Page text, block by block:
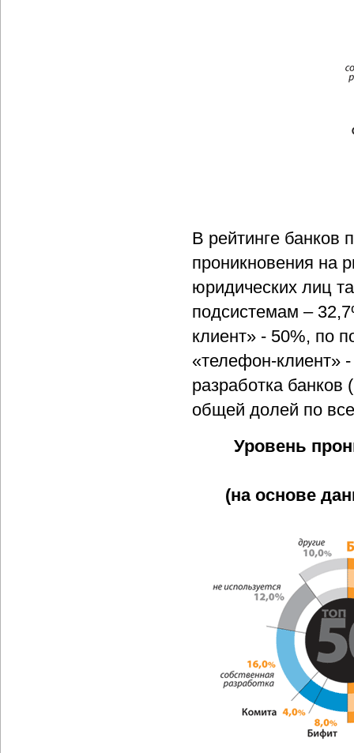
В рейтинге банков
проникновения на
юридических лиц
подсистемам –
клиент» - 50%, по
«телефон-клиент»
разработка
общей долей по
Уровень
(на основе